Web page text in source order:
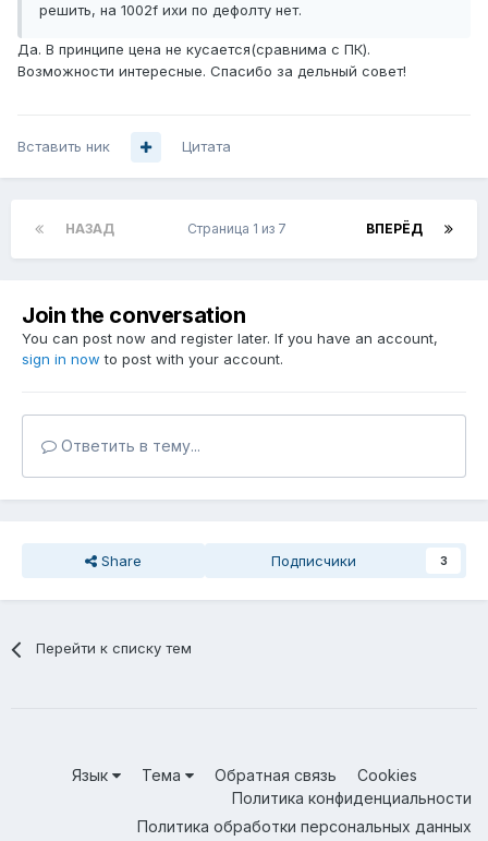
решить, на 1002f ихи по дефолту нет.
Да. В принципе цена не кусается(сравнима с ПК).
Возможности интересные. Спасибо за дельный совет!
Вставить ник Цитата
НАЗАД ВПЕРЁД
Страница 1 из 7
Join the conversation
You can post now and register later. If you have an account,
sign in now to post with your account.
Ответить в тему...
Share Подписчики 3
Перейти к списку тем
Язык Тема Обратная связь
Cookies
Политика конфиденциальности
Политика обработки персональных данных